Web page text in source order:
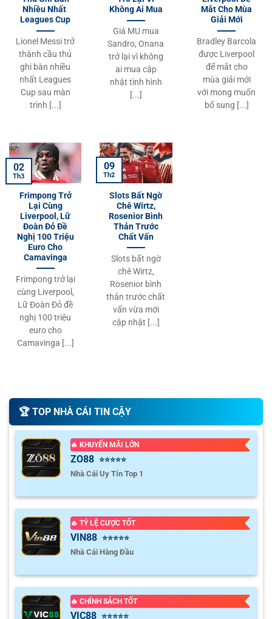
Nhiều Nhất
Leagues Cup
Lionel Messi trở
thành cầu thủ
ghi bàn nhiều
nhất Leagues
Cup sau màn
trình [...]
Không Ai Mua
Giá MU mua
Sandro, Onana
trở lại vì không
ai mua cập
nhật tình hình
[...]
Mắt Cho Mùa
Giải Mới
Bradley Barcola
được Liverpool
để mắt cho
mùa giải mới
với mong muốn
bổ sung [...]
Frimpong Trở
Lại Cùng
Liverpool, Lữ
Đoàn Đỏ Đề
Nghị 100 Triệu
Euro Cho
Camavinga
Frimpong trở lại
cùng Liverpool,
Lữ Đoàn Đỏ đề
nghị 100 triệu
euro cho
Camavinga [...]
02
Th3
Slots Bất Ngờ
Chê Wirtz,
Rosenior Bình
Thản Trước
Chất Vấn
Slots bất ngờ
chê Wirtz,
Rosenior bình
thản trước chất
vấn vừa mới
cập nhật [...]
09
Th2
🏆️ TOP NHÀ CÁI TIN CẬY
🔥 KHUYẾN MÃI LỚN
ZO88 ⭐⭐⭐⭐⭐
Nhà Cái Uy Tín Top 1
🔥 TỶ LỆ CƯỢC TỐT
VIN88 ⭐⭐⭐⭐⭐
Nhà Cái Hàng Đầu
🔥 CHÍNH SÁCH TỐT
VIC88 ⭐⭐⭐⭐⭐